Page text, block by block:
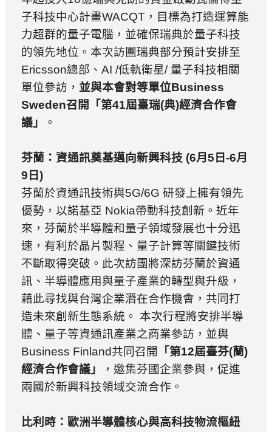
子科技中心計畫WACQT ，目標為打造運算能
力超群的量子電腦，並確保瑞典於量子科技
的領先地位。本次訪團瑞典部分預計安排至
Ericsson總部、 AI /低軌衛星/ 量子科技相關
單位參訪， 並與本會對等單位Business
Sweden召開「第41屆臺瑞(典)經濟合作會
議」
。
芬蘭：資通訊奠基邁向新興科技 (6月 5 日 -6月
9 日 )
芬蘭於資通訊技術與5G/6G 研發上擁有領先
優勢，以諾基亞 Nokia帶動科技創新。近年
來，芬蘭於半導體和量子領域發展也十分迅
速，有利於晶片製程、量子計算等關鍵技術
不斷取得突破。此次訪團將深訪芬蘭於資通
訊、半導體應用與量子產業的轉型與升級，
藉此尋找與台灣企業潛在合作機會，共同打
造未來創新生態系統。 本次行程將安排半導
體、量子等資通訊產業之商業參訪，並與
Business Finland共同召開 「第12屆臺芬(蘭)
經濟合作會議」
，邀集芬國企業參與，促進
兩國於新興科技領域交流合作。
比利時：歐洲半導體核心與高科技物流樞紐